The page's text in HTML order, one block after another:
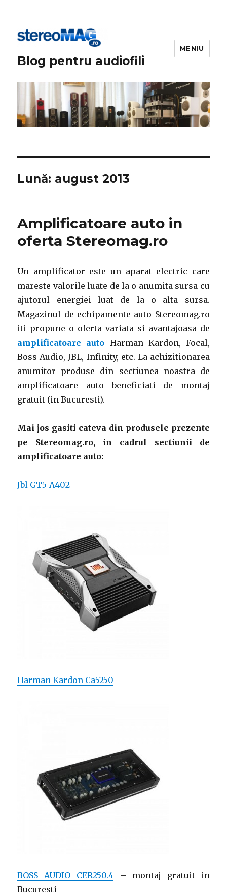
Blog pentru audiofili
MENIU
Lună: august 2013
Amplificatoare auto in
oferta Stereomag.ro
Un amplificator este un aparat electric care
mareste valorile luate de la o anumita sursa cu
ajutorul energiei luat de la o alta sursa.
Magazinul de echipamente auto Stereomag.ro
iti propune o oferta variata si avantajoasa de
amplificatoare auto Harman Kardon, Focal,
Boss Audio, JBL, Infinity, etc. La achizitionarea
anumitor produse din sectiunea noastra de
amplificatoare auto beneficiati de montaj
gratuit (in Bucuresti).
Mai jos gasiti cateva din produsele prezente
pe Stereomag.ro, in cadrul sectiunii de
amplificatoare auto:
Jbl GT5-A402
Harman Kardon Ca5250
BOSS AUDIO CER250.4 – montaj gratuit in
Bucuresti